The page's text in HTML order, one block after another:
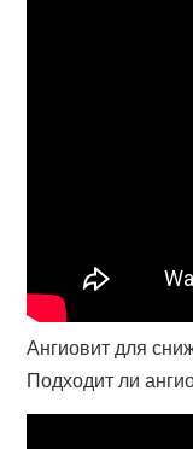
Ангиовит для
Подходит ли